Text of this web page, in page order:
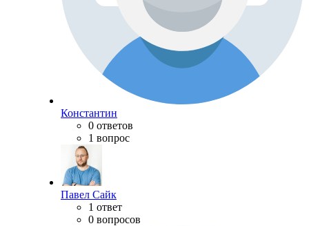
Константин
0 ответов
1 вопрос
Павел Сайк
1 ответ
0 вопросов